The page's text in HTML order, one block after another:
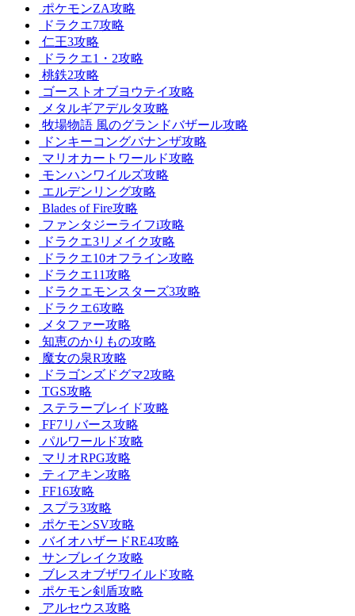
ポケモンZA攻略
ドラクエ7攻略
仁王3攻略
ドラクエ1・2攻略
桃鉄2攻略
ゴーストオブヨウテイ攻略
メタルギアデルタ攻略
牧場物語 風のグランドバザール攻略
ドンキーコングバナンザ攻略
マリオカートワールド攻略
モンハンワイルズ攻略
エルデンリング攻略
Blades of Fire攻略
ファンタジーライフi攻略
ドラクエ3リメイク攻略
ドラクエ10オフライン攻略
ドラクエ11攻略
ドラクエモンスターズ3攻略
ドラクエ6攻略
メタファー攻略
知恵のかりもの攻略
魔女の泉R攻略
ドラゴンズドグマ2攻略
TGS攻略
ステラーブレイド攻略
FF7リバース攻略
パルワールド攻略
マリオRPG攻略
ティアキン攻略
FF16攻略
スプラ3攻略
ポケモンSV攻略
バイオハザードRE4攻略
サンブレイク攻略
ブレスオブザワイルド攻略
ポケモン剣盾攻略
アルセウス攻略